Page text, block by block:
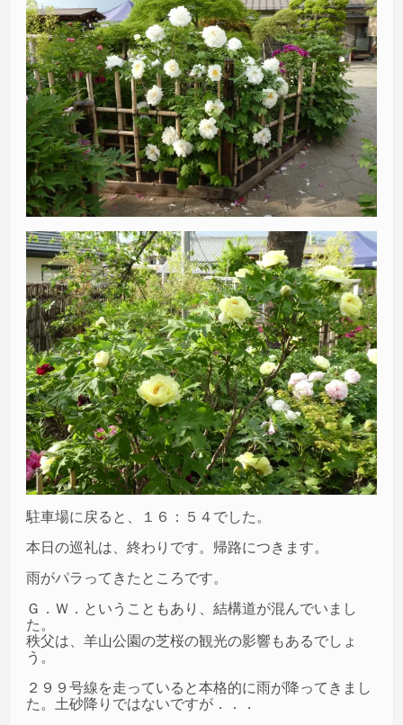
駐車場に戻ると、１６：５４でした。
本日の巡礼は、終わりです。帰路につきます。
雨がパラってきたところです。
Ｇ．Ｗ．ということもあり、結構道が混んでいまし
た。
秩父は、羊山公園の芝桜の観光の影響もあるでしょ
う。
２９９号線を走っていると本格的に雨が降ってきまし
た。土砂降りではないですが．．．